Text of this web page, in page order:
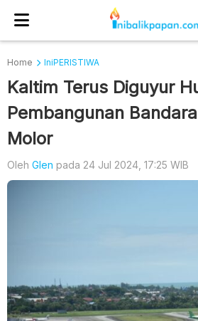
Home IniPERISTIWA
Kaltim Terus Diguyur
Pembangunan
Molor
Oleh Glen pada 24 Jul 2024, 17:25 WIB